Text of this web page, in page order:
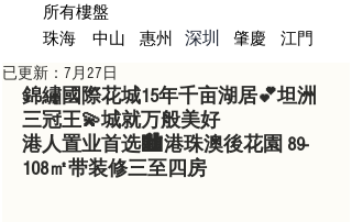
所有樓盤
珠海
​中山 惠州 深圳 肇慶 江門
已更新： 7月27日
錦繡國際花城15年千亩湖居💕坦洲
三冠王💫城就万般美好
港人置业首选🏙港珠澳後花園 89-
108㎡带装修三至四房